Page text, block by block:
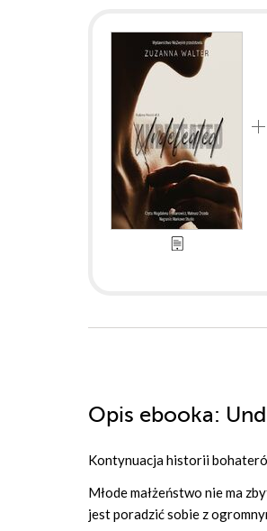
Opis ebooka:
Kontynuacja historii
Młode małżeństwo nie ma
jest poradzić sobie z